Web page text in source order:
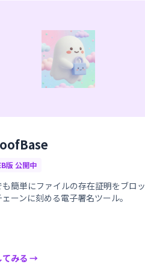
版 公開中
も簡単にファイルの存在証明をブロッ
ェーンに刻める電子署名ツール。
てみる →